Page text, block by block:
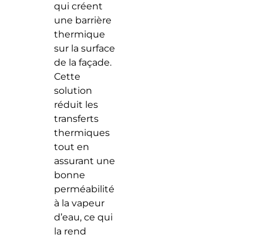
qui créent
une barrière
thermique
sur la surface
de la façade.
Cette
solution
réduit les
transferts
thermiques
tout en
assurant une
bonne
perméabilité
à la vapeur
d’eau, ce qui
la rend